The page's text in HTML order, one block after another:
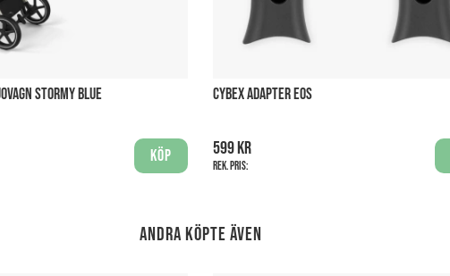
STORMY BLUE
Köp
CYBEX ADAPTER EOS
599 kr
Rek. pris:
Andra köpte även